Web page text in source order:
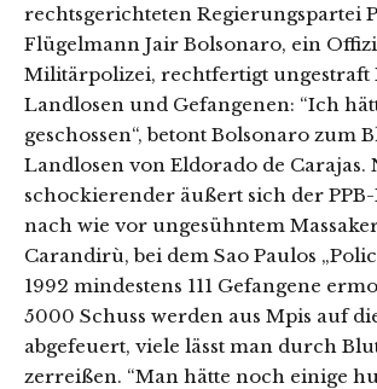
rechtsgerichteten Regierungspartei
Flügelmann Jair Bolsonaro, ein
Militärpolizei, rechtfertigt ungestraft
Landlosen und Gefangenen: “Ich
geschossen“, betont Bolsonaro zum
Landlosen von Eldorado de Carajas.
schockierender äußert sich der
nach wie vor ungesühntem
Carandirù, bei dem Sao Paulos
1992 mindestens 111 Gefangene
5000 Schuss werden aus Mpis auf
abgefeuert, viele lässt man durch
zerreißen. “Man hätte noch einige